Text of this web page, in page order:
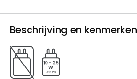
Beschrijving en kenmerken